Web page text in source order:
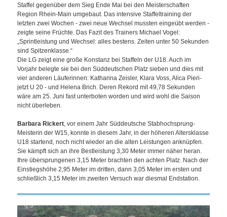
Staffel gegenüber dem Sieg Ende Mai bei den Meisterschaften
Region Rhein-Main umgebaut. Das intensive Staffeltraining der
letzten zwei Wochen - zwei neue Wechsel mussten eingeübt werden -
zeigte seine Früchte. Das Fazit des Trainers Michael Vogel:
„Sprintleistung und Wechsel: alles bestens. Zeiten unter 50 Sekunden
sind Spitzenklasse.“
Die LG zeigt eine große Konstanz bei Staffeln der U18. Auch im
Vorjahr belegte sie bei den Süddeutschen Platz sieben und dies mit
vier anderen Läuferinnen: Katharina Zeisler, Klara Voss, Alica Pieri-
jetzt U 20 - und Helena Brich. Deren Rekord mit 49,78 Sekunden
wäre am 25. Juni fast unterboten worden und wird wohl die Saison
nicht überleben.
Barbara Rickert, vor einem Jahr Süddeutsche Stabhochsprung-
Meisterin der W15, konnte in diesem Jahr, in der höheren Altersklasse
U18 startend, noch nicht wieder an die alten Leistungen anknüpfen.
Sie kämpft sich an ihre Bestleistung 3,30 Meter immer näher heran.
Ihre übersprungenen 3,15 Meter brachten den achten Platz. Nach der
Einstiegshöhe 2,95 Meter im dritten, dann 3,05 Meter im ersten und
schließlich 3,15 Meter im zweiten Versuch war diesmal Endstation.